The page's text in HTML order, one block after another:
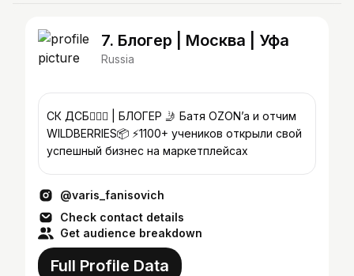
7. Блогер | Москва | Уфа
Russia
СК ДСБ👮🏻‍♂️ | БЛОГЕР 🤳 Батя OZON’a и отчим
WILDBERRIES📦 ⚡️1100+ учеников открыли свой
успешный бизнес на маркетплейсах
@varis_fanisovich
Check contact details
Get audience breakdown
Full Profile Data